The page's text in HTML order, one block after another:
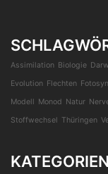
Assimilation Biologie
Evolution Flechten
Modell Monod Natur
Stoffwechsel Thüringen
KATEGORIEN